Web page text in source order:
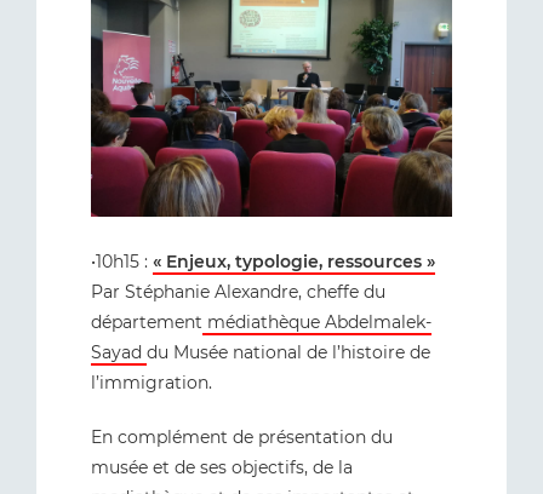
•10h15 : « Enjeux, typologie, ressources »
Par Stéphanie Alexandre, cheffe du
département médiathèque Abdelmalek-
Sayad du Musée national de l’histoire de
l’immigration.
En complément de présentation du
musée et de ses objectifs, de la